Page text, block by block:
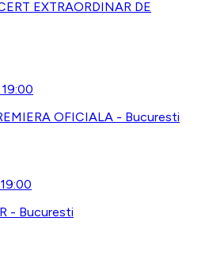
EXTRAORDINAR DE
OFICIALA - Bucuresti
- Bucuresti